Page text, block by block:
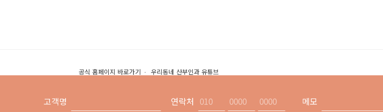
공식 홈페이지 바로가기 우리동네 산부인과 유튜브
고객명 연락처 메모